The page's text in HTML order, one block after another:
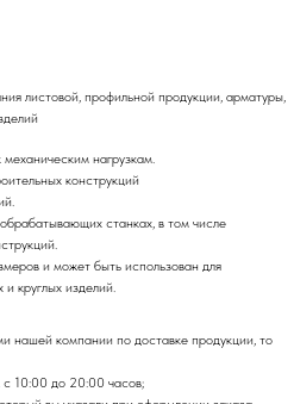
листовой, профильной продукции, арматуры,
нагрузкам.
конструкций
станках, в том числе
и может быть использован для
и круглых изделий.
нашей компании по доставке продукции, то
10:00 до 20:00 часов;